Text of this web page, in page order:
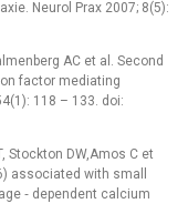
Neurol Prax 2007; 8(5):
AC et al. Second
factor mediating
118 –⁠ 133. doi:
Stockton DW,Amos C et
associated with small
‑⁠ dependent calcium